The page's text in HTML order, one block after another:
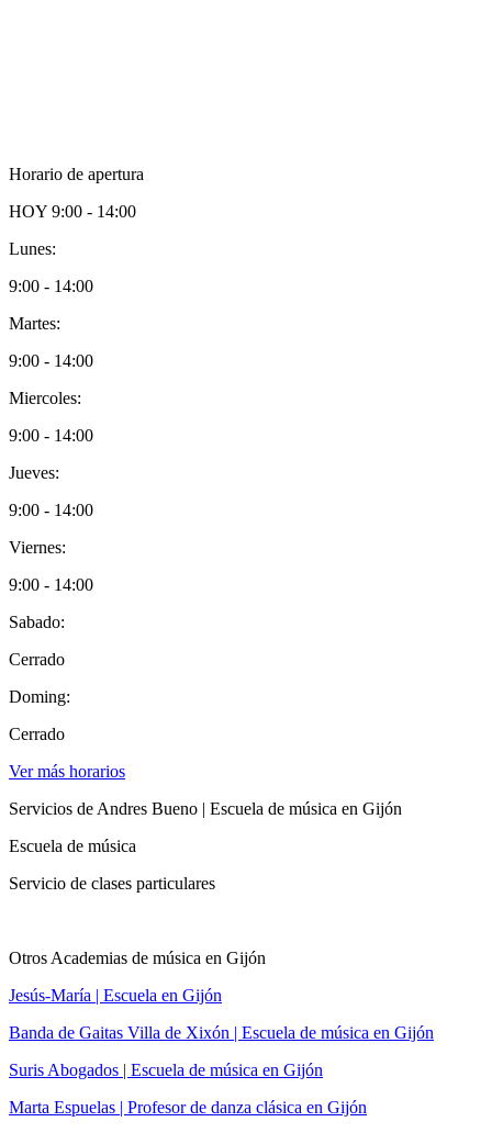
Horario de apertura
HOY 9:00 - 14:00
Lunes:
9:00 - 14:00
Martes:
9:00 - 14:00
Miercoles:
9:00 - 14:00
Jueves:
9:00 - 14:00
Viernes:
9:00 - 14:00
Sabado:
Cerrado
Doming:
Cerrado
Ver más horarios
Servicios de Andres Bueno | Escuela de música en Gijón
Escuela de música
Servicio de clases particulares
Otros Academias de música en Gijón
Jesús-María | Escuela en Gijón
Banda de Gaitas Villa de Xixón | Escuela de música en Gijón
Suris Abogados | Escuela de música en Gijón
Marta Espuelas | Profesor de danza clásica en Gijón